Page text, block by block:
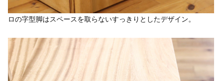
ロの字型脚はスペースを取らないすっきりとしたデザイン。